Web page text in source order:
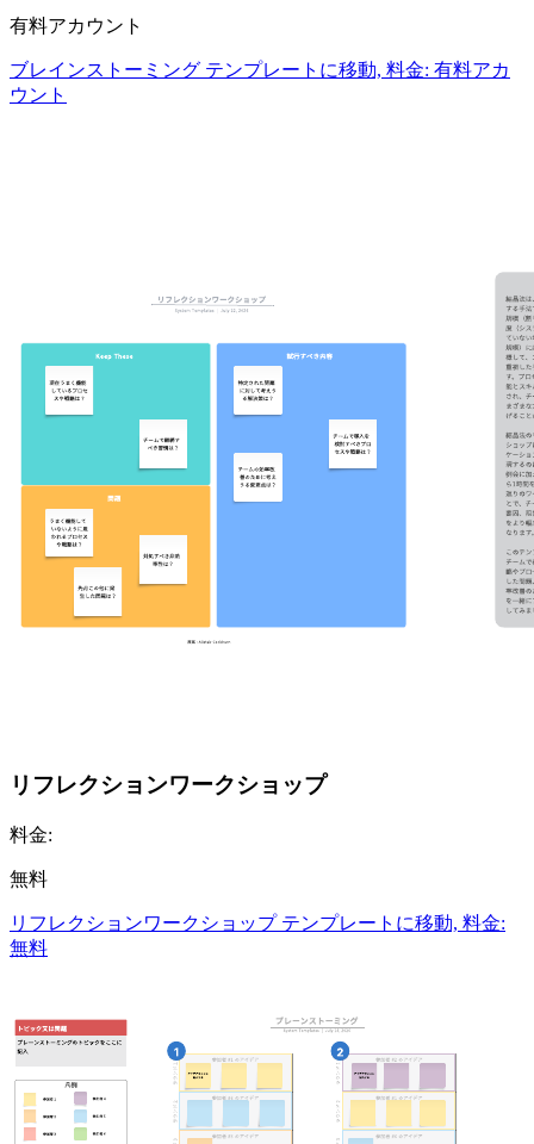
有料アカウント
ブレインストーミング テンプレートに移動, 料金: 有料アカ
ウント
リフレクションワークショップ
料金:
無料
リフレクションワークショップ テンプレートに移動, 料金:
無料